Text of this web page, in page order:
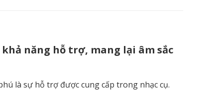
năng hỗ trợ, mang lại âm sắc
là sự hỗ trợ được cung cấp trong nhạc cụ.